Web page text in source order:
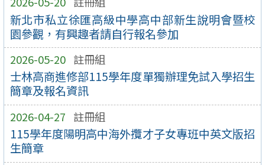
新北市私立徐匯高級中學高中部新生說明會暨校
園參觀，有興趣者請自行報名參加
2026-05-20 註冊組
士林高商進修部115學年度單獨辦理免試入學招生
簡章及報名資訊
2026-04-27 註冊組
115學年度陽明高中海外攬才子女專班中英文版招
生簡章